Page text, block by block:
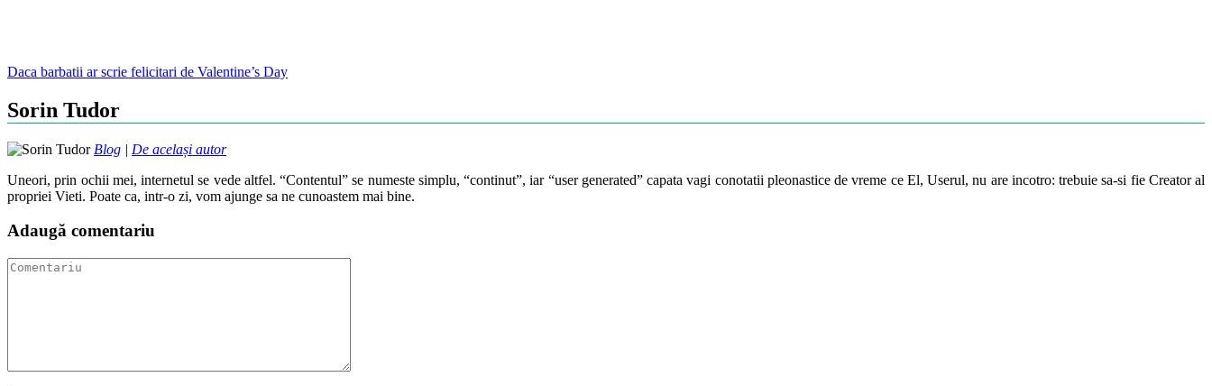
Post
navigation
Daca barbatii ar scrie felicitari de Valentine’s Day
Sorin Tudor
Blog | De același autor
Uneori, prin ochii mei, internetul se vede altfel. “Contentul” se numeste simplu, “continut”, iar “user generated” capata vagi conotatii pleonastice de vreme ce El, Userul, nu are incotro: trebuie sa-si fie Creator al
propriei Vieti. Poate ca, intr-o zi, vom ajunge sa ne cunoastem mai bine.
Adaugă comentariu